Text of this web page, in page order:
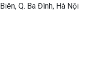
Q. Ba Đình, Hà Nội